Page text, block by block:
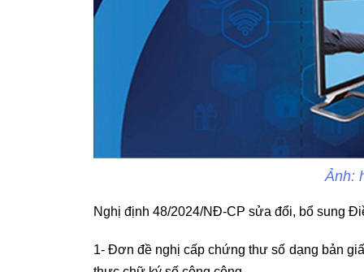
Ảnh:
Nghị định 48/2024/NĐ-CP sửa đổi, bổ sung
1- Đơn đề nghị cấp chứng thư số dạng bản